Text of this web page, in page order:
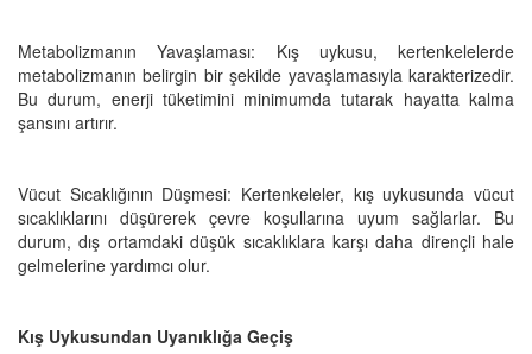
Metabolizmanın Yavaşlaması: Kış uykusu, kertenkelelerde
metabolizmanın belirgin bir şekilde yavaşlamasıyla karakterizedir.
Bu durum, enerji tüketimini minimumda tutarak hayatta kalma
şansını artırır.
Vücut Sıcaklığının Düşmesi: Kertenkeleler, kış uykusunda vücut
sıcaklıklarını düşürerek çevre koşullarına uyum sağlarlar. Bu
durum, dış ortamdaki düşük sıcaklıklara karşı daha dirençli hale
gelmelerine yardımcı olur.
Kış Uykusundan Uyanıklığa Geçiş